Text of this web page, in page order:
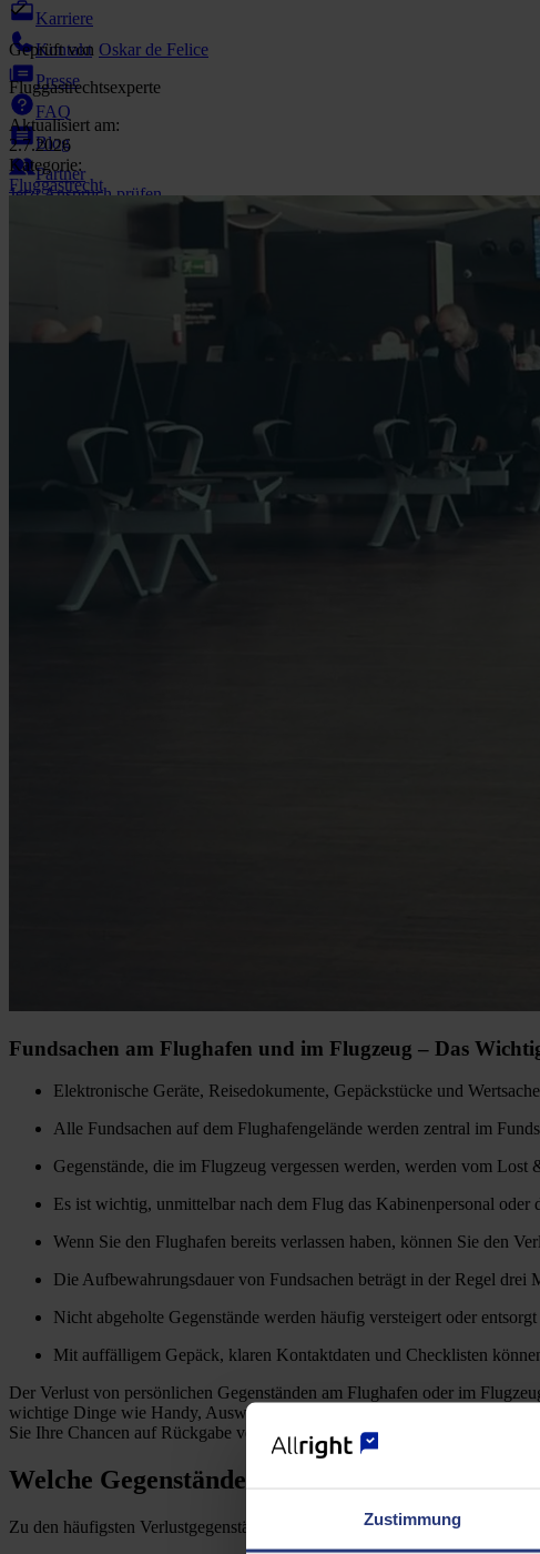
Zustimmung
Karriere
Kontakt
Presse
FAQ
Blog
Partner
Jetzt Anspruch prüfen
Geprüft von Oskar de Felice
Fluggastrechtsexperte
Aktualisiert am:
2.7.2026
Kategorie:
Fluggastrecht
Fundsachen am Flughafen und im Flugzeug – Das
Elektronische Geräte, Reisedokumente, Gepäckstücke und
Alle Fundsachen auf dem Flughafengelände werden zentral im
Gegenstände, die im Flugzeug vergessen werden, werden vom
Es ist wichtig, unmittelbar nach dem Flug das Kabinenpersonal
Wenn Sie den Flughafen bereits verlassen haben, können Sie den
Die Aufbewahrungsdauer von Fundsachen beträgt in der Regel drei
Nicht abgeholte Gegenstände werden häufig versteigert oder
Mit auffälligem Gepäck, klaren Kontaktdaten und Checklisten
Der Verlust von persönlichen Gegenständen am Flughafen oder im
wichtige Dinge wie Handy, Ausweisdokumente oder Medikamente liegen
Sie Ihre Chancen auf Rückgabe verbessern können.
Welche Gegenstände gehen am Flughafen
Zu den häufigsten Verlustgegenständen zählen: